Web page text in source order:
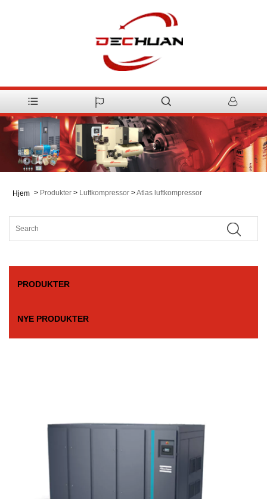
Hjem > Produkter > Luftkompressor >Atlas luftkompressor
PRODUKTER
NYE PRODUKTER